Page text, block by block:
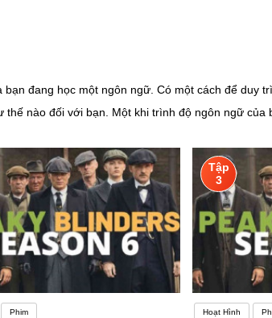
đang học một ngôn ngữ. Có một cách để duy
nào đối với bạn. Một khi trình độ ngôn ngữ của
học tiếng Anh bởi yêu cầu công việc, mong
đến việc không có động lực học. Mất động lực
tìm được động lực có tầm quan trọng rất lớn đối
Phim
Tập
3
Hoạt Hình